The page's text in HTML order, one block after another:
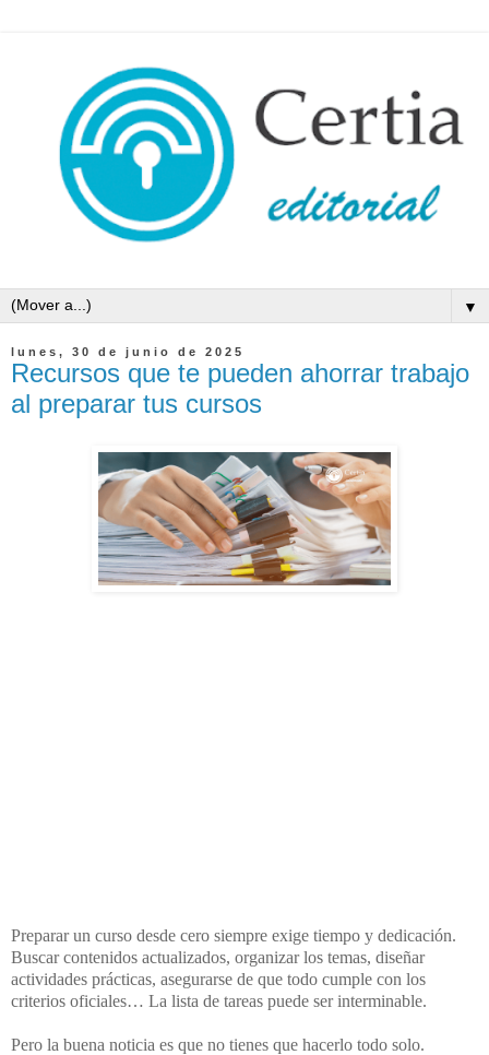
▼
lunes, 30 de junio de 2025
Recursos que te pueden ahorrar trabajo
al preparar tus cursos
Preparar un curso desde cero siempre exige tiempo y dedicación.
Buscar contenidos actualizados, organizar los temas, diseñar
actividades prácticas, asegurarse de que todo cumple con los
criterios oficiales… La lista de tareas puede ser interminable.
Pero la buena noticia es que no tienes que hacerlo todo solo.